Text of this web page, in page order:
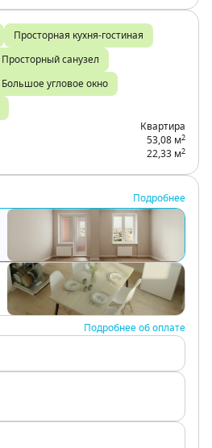
Просторная кухня-гостиная
Просторный санузел
Большое угловое окно
Квартира
53,08 м2
22,33 м2
Подробнее
Подробнее об оплате